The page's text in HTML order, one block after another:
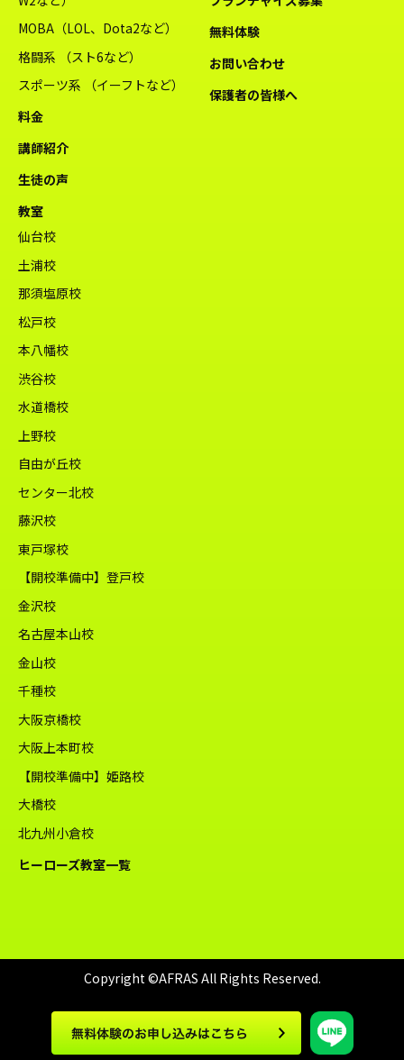
MOBA（LOL、Dota2など）
格闘系 （スト6など）
スポーツ系 （イーフトなど）
料金
講師紹介
生徒の声
教室
仙台校
土浦校
那須塩原校
松戸校
本八幡校
渋谷校
水道橋校
上野校
自由が丘校
センター北校
藤沢校
東戸塚校
【開校準備中】登戸校
金沢校
名古屋本山校
金山校
千種校
大阪京橋校
大阪上本町校
【開校準備中】姫路校
大橋校
北九州小倉校
ヒーローズ教室一覧
無料体験
お問い合わせ
保護者の皆様へ
Copyright ©AFRAS All Rights Reserved.